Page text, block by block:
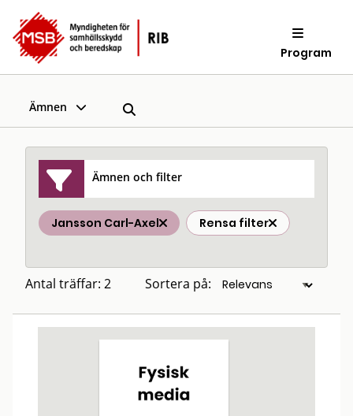
Program
Ämnen
Ämnen och filter
Jansson Carl-Axel Rensa filter
Antal träffar: 2 Sortera på: